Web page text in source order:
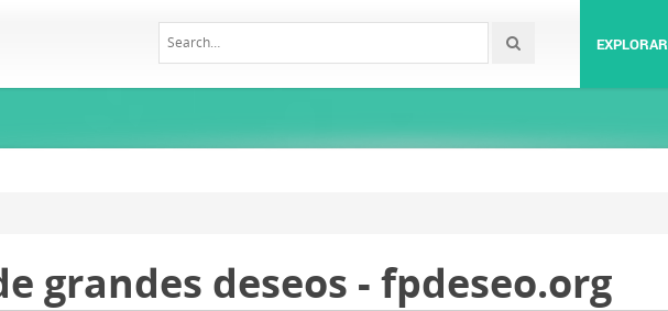
EXPLORAR
grandes deseos - fpdeseo.org